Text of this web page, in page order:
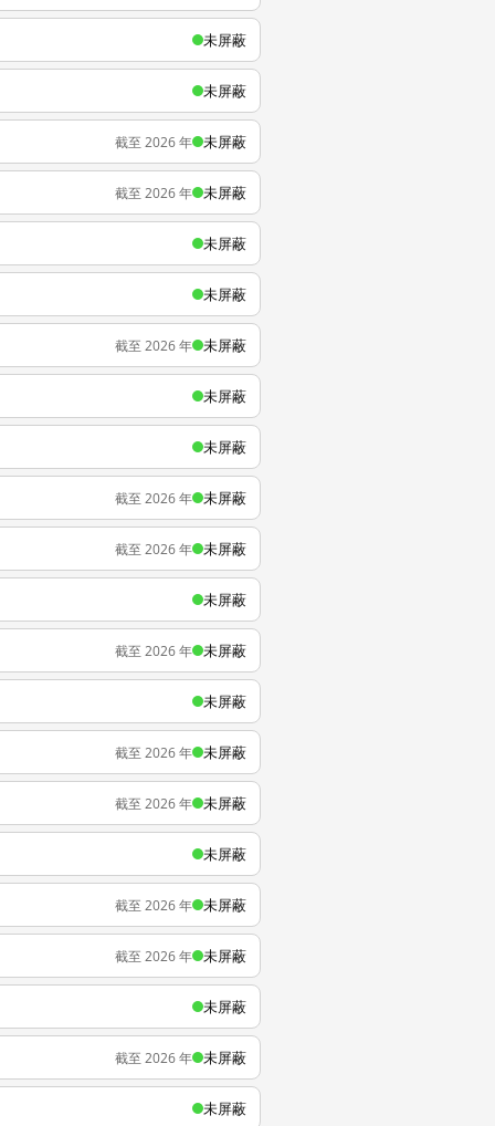
未屏蔽
未屏蔽
截至 2026 年 未屏蔽
截至 2026 年 未屏蔽
未屏蔽
未屏蔽
截至 2026 年 未屏蔽
未屏蔽
未屏蔽
截至 2026 年 未屏蔽
截至 2026 年 未屏蔽
未屏蔽
截至 2026 年 未屏蔽
未屏蔽
截至 2026 年 未屏蔽
截至 2026 年 未屏蔽
未屏蔽
截至 2026 年 未屏蔽
截至 2026 年 未屏蔽
未屏蔽
截至 2026 年 未屏蔽
未屏蔽